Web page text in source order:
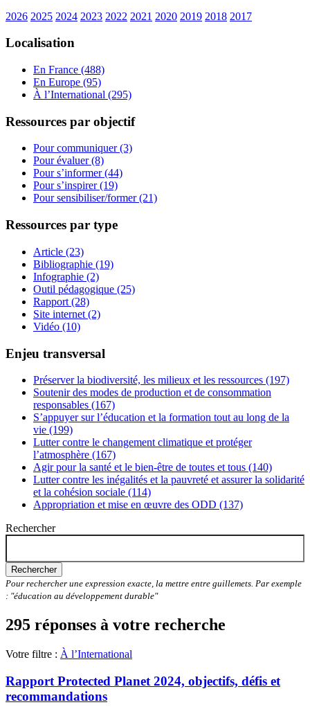
2026 2025 2024 2023 2022 2021 2020 2019 2018 2017
Localisation
En France (488)
En Europe (95)
À l’International (295)
Ressources par objectif
Pour communiquer (3)
Pour évaluer (8)
Pour s’informer (44)
Pour s’inspirer (19)
Pour sensibiliser/former (21)
Ressources par type
Article (23)
Bibliographie (19)
Infographie (2)
Outil pédagogique (25)
Rapport (28)
Site internet (2)
Vidéo (10)
Enjeu transversal
Préserver la biodiversité, les milieux et les ressources (197)
Soutenir des modes de production et de consommation
responsables (167)
S’appuyer sur l’éducation et la formation tout au long de la
vie (199)
Lutter contre le changement climatique et protéger
l’atmosphère (167)
Agir pour la santé et le bien-être de toutes et tous (140)
Lutter contre les inégalités et la pauvreté et assurer la solidarité
et la cohésion sociale (114)
Appropriation et mise en œuvre des ODD (137)
Rechercher
Rechercher
Pour rechercher une expression exacte, la mettre entre guillemets. Par exemple
: "éducation au développement durable"
295 réponses à votre recherche
Votre filtre : À l’International
Rapport Protected Planet 2024, objectifs, défis et
recommandations